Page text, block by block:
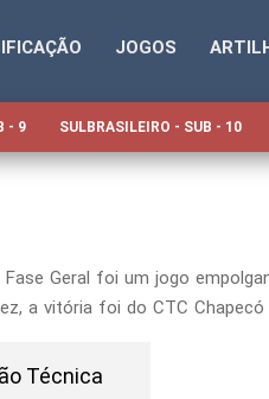
JOGOS
- 9 SULBRASILEIRO - SUB - 10
Geral foi um jogo
a vitória foi do CTC
Técnica